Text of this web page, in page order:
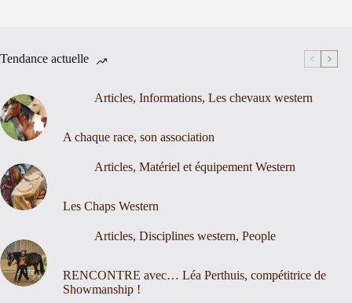
Tendance actuelle
Articles, Informations, Les chevaux western
A chaque race, son association
Articles, Matériel et équipement Western
Les Chaps Western
Articles, Disciplines western, People
RENCONTRE avec… Léa Perthuis, compétitrice de
Showmanship !